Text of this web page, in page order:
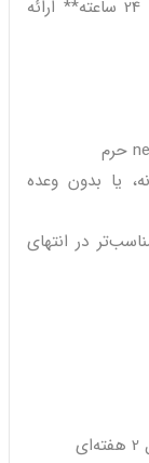
مشهد را با **قیمت مستقیم** و **پشتیبانی 24 ساعته** ارائه
یا بدون وعده
در انتهای